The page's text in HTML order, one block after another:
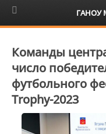
6+
Команды
число
футбольного
Trophy-2023
ГАНОУ